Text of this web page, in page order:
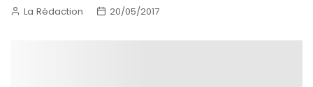
La Rédaction 20/05/2017